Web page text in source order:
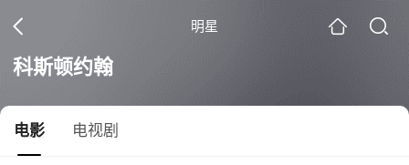
明星
科斯顿约翰
电影 电视剧